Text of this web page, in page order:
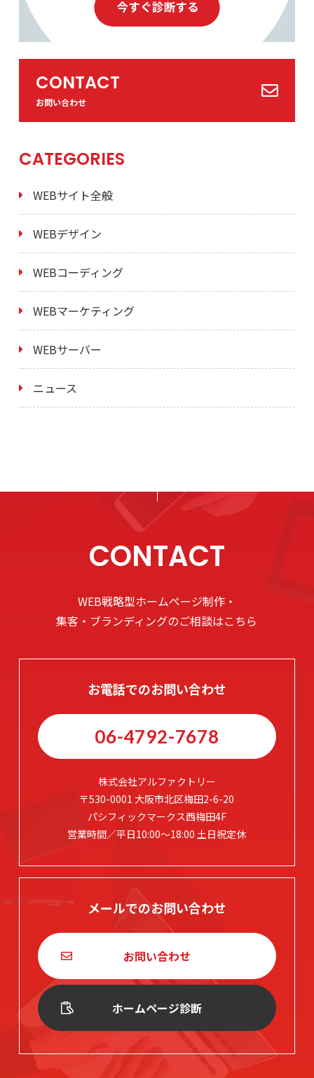
CONTACT
お問い合わせ
CATEGORIES
WEBサイト全般
WEBデザイン
WEBコーディング
WEBマーケティング
WEBサーバー
ニュース
CONTACT
WEB戦略型ホームページ制作・
集客・ブランディングのご相談はこちら
お電話でのお問い合わせ
06-4792-7678
株式会社アルファクトリー
〒530-0001 大阪市北区梅田2-6-20
パシフィックマークス西梅田4F
営業時間／平日10:00～18:00 土日祝定休
メールでのお問い合わせ
お問い合わせ
ホームページ診断